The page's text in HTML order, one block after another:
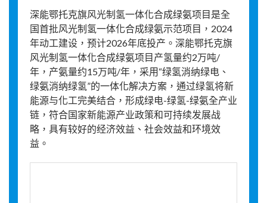
深能鄂托克旗风光制氢一体化合成绿氨项目是全
国首批风光制氢一体化合成绿氨示范项目，2024
年动工建设，预计2026年底投产。深能鄂托克旗
风光制氢一体化合成绿氨项目产氢量约2万吨/
年，产氨量约15万吨/年，采用“绿氢消纳绿电、
绿氨消纳绿氢”的一体化解决方案，通过绿氢将新
能源与化工完美结合，形成绿电-绿氢-绿氨全产业
链，符合国家新能源产业政策和可持续发展战
略，具有较好的经济效益、社会效益和环境效
益。